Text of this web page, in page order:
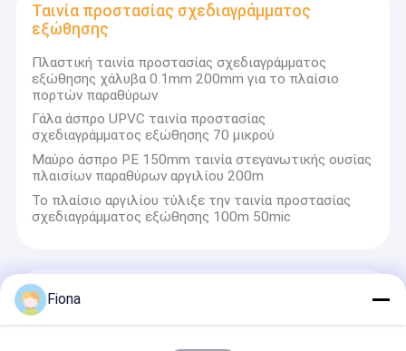
Ταινία προστασίας σχεδιαγράμματος
εξώθησης
Πλαστική ταινία προστασίας σχεδιαγράμματος
εξώθησης χάλυβα 0.1mm 200mm για το πλαίσιο
πορτών παραθύρων
Γάλα άσπρο UPVC ταινία προστασίας
σχεδιαγράμματος εξώθησης 70 μικρού
Μαύρο άσπρο PE 150mm ταινία στεγανωτικής ουσίας
πλαισίων παραθύρων αργιλίου 200m
Το πλαίσιο αργιλίου τύλιξε την ταινία προστασίας
σχεδιαγράμματος εξώθησης 100m 50mic
Καλύπτοντας ταινία στόκων
υγρασία-ανθεκτική UV έκθεση ταινιών στόκων ακρών
Fiona